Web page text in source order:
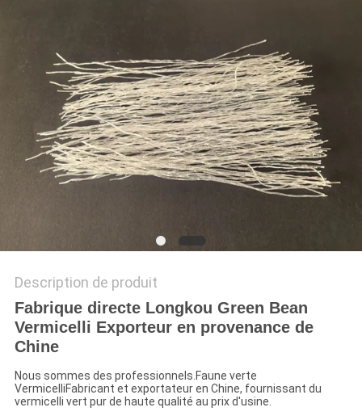
PRIVACY
POLICY
Description de produit
Fabrique directe Longkou Green Bean
Vermicelli Exporteur en provenance de
Chine
Nous sommes des professionnels.Faune verte
VermicelliFabricant et exportateur en Chine, fournissant du
vermicelli vert pur de haute qualité au prix d'usine.